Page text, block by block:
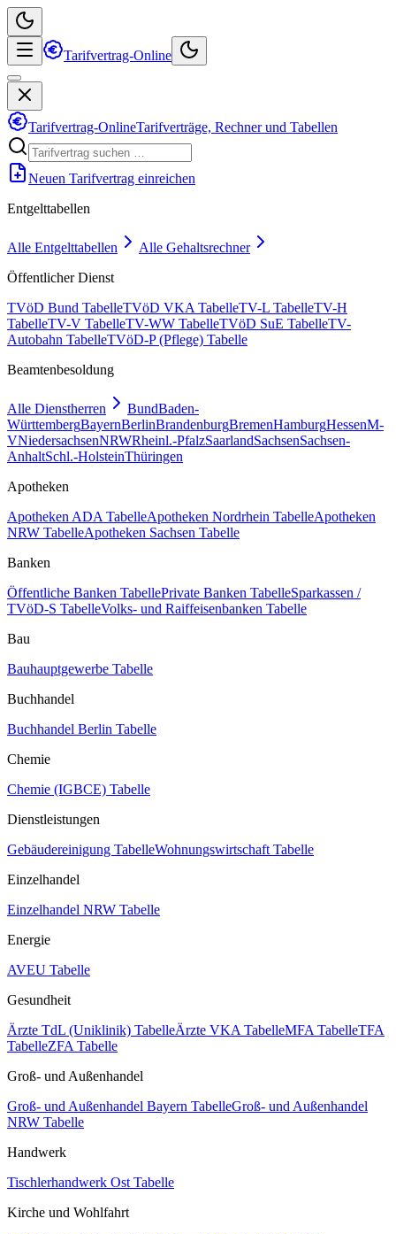
Tarifvertrag-Online
Tarifvertrag-OnlineTarifverträge, Rechner und Tabellen
Neuen Tarifvertrag einreichen
Entgelttabellen
Alle Entgelttabellen
Alle Gehaltsrechner
Öffentlicher Dienst
TVöD Bund TabelleTVöD VKA TabelleTV-L TabelleTV-H
TabelleTV-V TabelleTV-WW TabelleTVöD SuE TabelleTV-
Autobahn TabelleTVöD-P (Pflege) Tabelle
Beamtenbesoldung
Alle Dienstherren BundBaden-
WürttembergBayernBerlinBrandenburgBremenHamburgHessenM-
VNiedersachsenNRWRheinl.-PfalzSaarlandSachsenSachsen-
AnhaltSchl.-HolsteinThüringen
Apotheken
Apotheken ADA TabelleApotheken Nordrhein TabelleApotheken
NRW TabelleApotheken Sachsen Tabelle
Banken
Öffentliche Banken TabellePrivate Banken TabelleSparkassen /
TVöD-S TabelleVolks- und Raiffeisenbanken Tabelle
Bau
Bauhauptgewerbe Tabelle
Buchhandel
Buchhandel Berlin Tabelle
Chemie
Chemie (IGBCE) Tabelle
Dienstleistungen
Gebäudereinigung TabelleWohnungswirtschaft Tabelle
Einzelhandel
Einzelhandel NRW Tabelle
Energie
AVEU Tabelle
Gesundheit
Ärzte TdL (Uniklinik) TabelleÄrzte VKA TabelleMFA TabelleTFA
TabelleZFA Tabelle
Groß- und Außenhandel
Groß- und Außenhandel Bayern TabelleGroß- und Außenhandel
NRW Tabelle
Handwerk
Tischlerhandwerk Ost Tabelle
Kirche und Wohlfahrt